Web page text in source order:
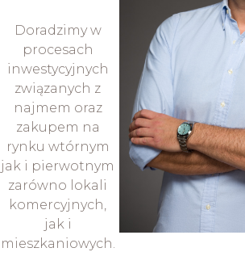
Doradzimy w
procesach
inwestycyjnych
związanych z
najmem oraz
zakupem na
rynku wtórnym
jak i pierwotnym
zarówno lokali
komercyjnych,
jak i
mieszkaniowych.